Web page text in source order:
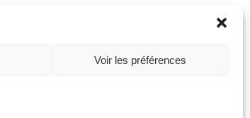
Voir les préférences